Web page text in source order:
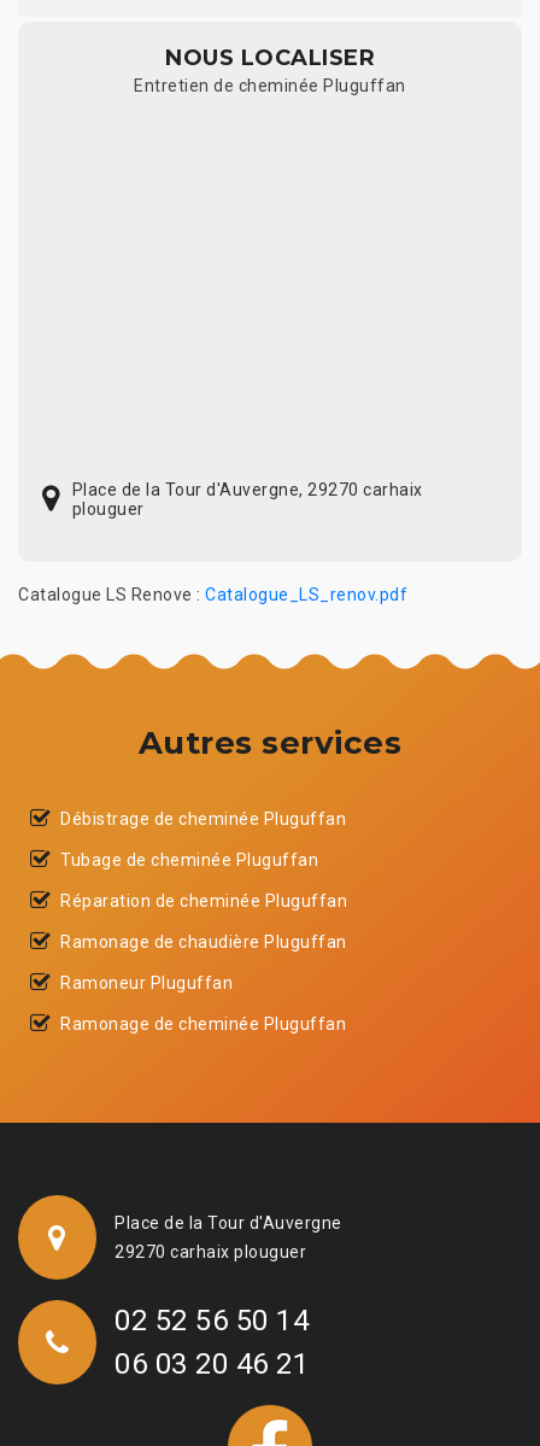
NOUS LOCALISER
Entretien de cheminée Pluguffan
Place de la Tour d'Auvergne, 29270 carhaix
plouguer
Catalogue LS Renove : Catalogue_LS_renov.pdf
Autres services
Débistrage de cheminée Pluguffan
Tubage de cheminée Pluguffan
Réparation de cheminée Pluguffan
Ramonage de chaudière Pluguffan
Ramoneur Pluguffan
Ramonage de cheminée Pluguffan
Place de la Tour d'Auvergne
29270 carhaix plouguer
02 52 56 50 14
06 03 20 46 21